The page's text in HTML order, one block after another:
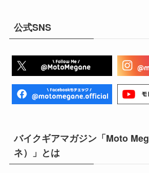
公式SNS
バイクギアマガジン「Moto
ネ）」とは